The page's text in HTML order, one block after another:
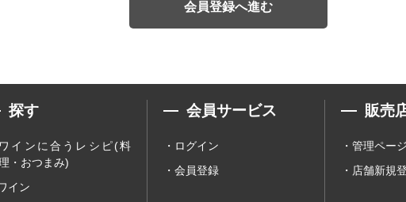
会員登録へ進む
探す
ワインに合うレシピ(料
・おつまみ)
イン
会員サービス
ログイン
会員登録
販売
管理ペー
店舗新規